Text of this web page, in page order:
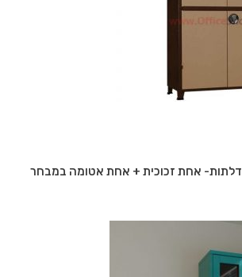
ארון ויטרינה מתכת 2 דלתות- אחת זכוכית + אחת אטומה במבחר